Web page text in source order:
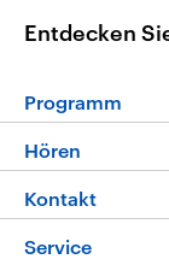
Entdecken
Programm
Programm
Die
Hören
Livestream
Kontakt
Service